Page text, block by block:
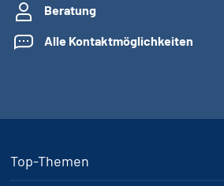
Beratung
Alle Kontaktmöglichkeiten
Top-Themen